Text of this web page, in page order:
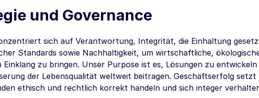
und Governance
sich auf Verantwortung, Integrität, die Einhaltung
Standards sowie Nachhaltigkeit, um wirtschaftliche,
Einklang zu bringen. Unser Purpose ist es, Lösungen zu
der Lebensqualität weltweit beitragen. Geschäftserfolg setzt
ethisch und rechtlich korrekt handeln und sich integer